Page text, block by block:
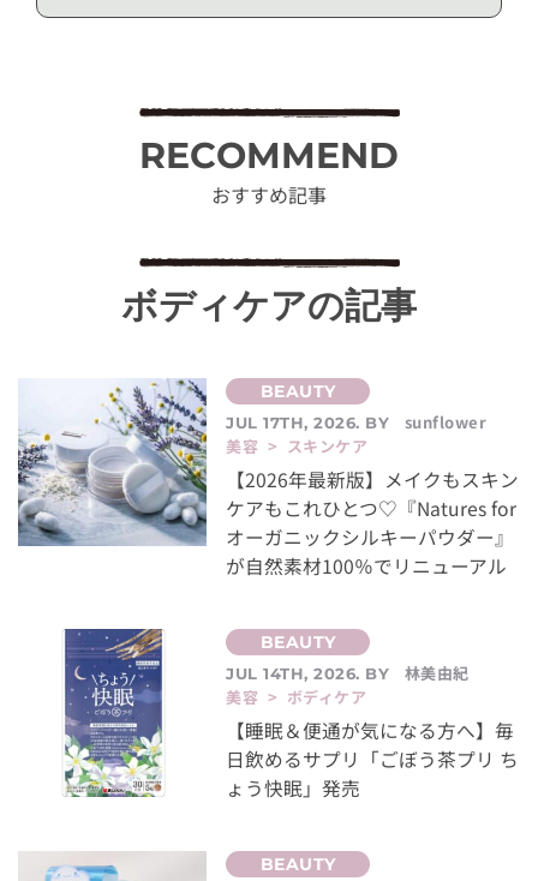
RECOMMEND
おすすめ記事
ボディケアの記事
JUL 17TH, 2026. BY
sunflower
美容 > スキンケア
【2026年最新版】メイクもスキン
ケアもこれひとつ♡『Natures for
オーガニックシルキーパウダー』
が自然素材100％でリニューアル
JUL 14TH, 2026. BY
林美由紀
美容 > ボディケア
【睡眠＆便通が気になる方へ】毎
日飲めるサプリ「ごぼう茶プリ ち
ょう快眠」発売